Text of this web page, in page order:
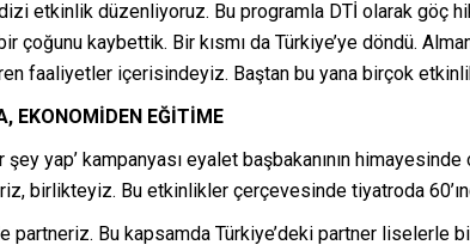
dizi etkinlik düzenliyoruz. Bu programla DTİ olarak
çoğunu kaybettik. Bir kısmı da Türkiye’ye döndü.
faaliyetler içerisindeyiz. Baştan bu yana birçok
EKONOMİDEN EĞİTİME
şey yap’ kampanyası eyalet başbakanının
birlikteyiz. Bu etkinlikler çerçevesinde tiyatroda
partneriz. Bu kapsamda Türkiye’deki partner